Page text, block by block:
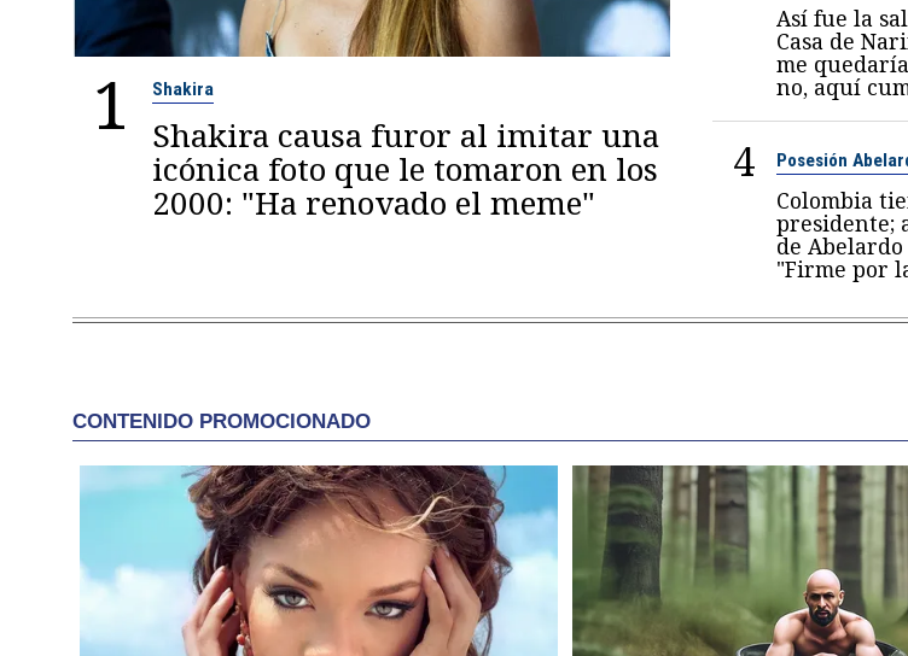
1 Shakira
Shakira causa furor al imitar una
icónica foto que le tomaron en los
2000: "Ha renovado el meme"
Así fue la
Casa de
me
no, aquí
4 Posesión
Colombia
presidente;
de
"Firme por